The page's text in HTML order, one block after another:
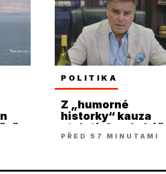
POLITIKA
Z „humorné
historky“ kauza
století. Soud ukáže
víc, říká Holec
PŘED 57 MINUTAMI